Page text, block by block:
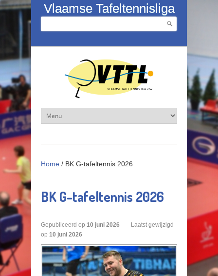
Overslaan en naar de inhoud gaan
Vlaamse Tafeltennisliga
Zoekveld
Home / BK G-tafeltennis 2026
BK G-tafeltennis 2026
Gepubliceerd op 10 juni 2026
Laatst gewijzigd
op 10 juni 2026